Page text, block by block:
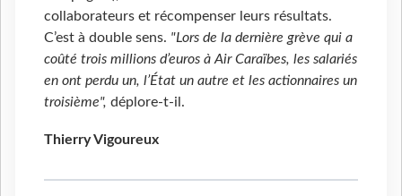
collaborateurs et récompenser leurs résultats.
C’est à double sens. "Lors de la dernière grève qui a
coûté trois millions d’euros à Air Caraïbes, les salariés
en ont perdu un, l’État un autre et les actionnaires un
troisième", déplore-t-il.
Thierry Vigoureux